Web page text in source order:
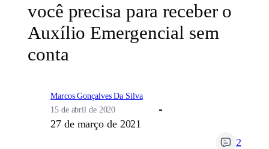
você precisa para receber o
Auxílio Emergencial sem
conta
Marcos Gonçalves Da Silva
15 de abril de 2020
27 de março de 2021
2